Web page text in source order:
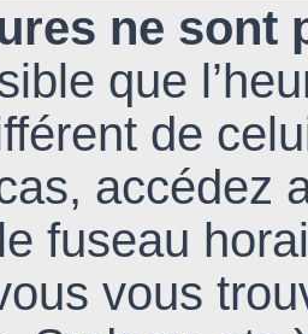
ne sont
que
de
accédez
fuseau
vous